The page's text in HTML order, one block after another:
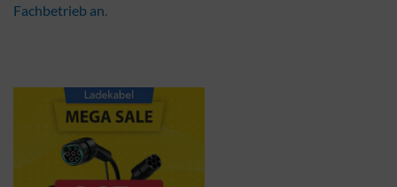
Fachbetrieb an.